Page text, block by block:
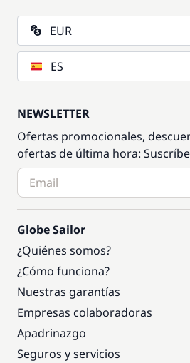
EUR
ES
NEWSLETTER
Ofertas promocionales,
ofertas de última hora:
Globe Sailor
¿Quiénes somos?
¿Cómo funciona?
Nuestras garantías
Empresas colaboradoras
Apadrinazgo
Seguros y servicios